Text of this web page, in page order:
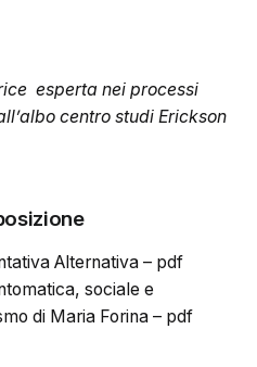
esperta nei processi
centro studi Erickson
Alternativa – pdf
sociale e
di Maria Forina – pdf